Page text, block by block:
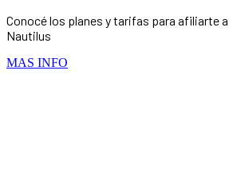
Conocé los planes y tarifas para afiliarte a
Nautilus
MAS INFO